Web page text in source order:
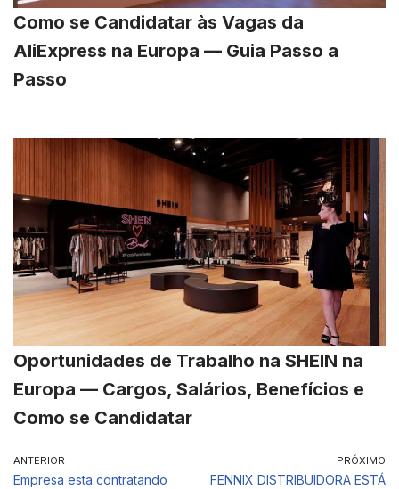
Como se Candidatar às Vagas da
AliExpress na Europa — Guia Passo a
Passo
Oportunidades de Trabalho na SHEIN na
Europa — Cargos, Salários, Benefícios e
Como se Candidatar
ANTERIOR
Empresa esta contratando
PRÓXIMO
FENNIX DISTRIBUIDORA ESTÁ